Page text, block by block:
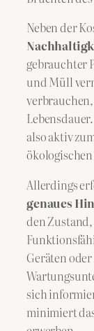
Neben der
gebrauchter
und Müll
also aktiv
Allerdings
genaues
den
Geräten
sich
minimiert